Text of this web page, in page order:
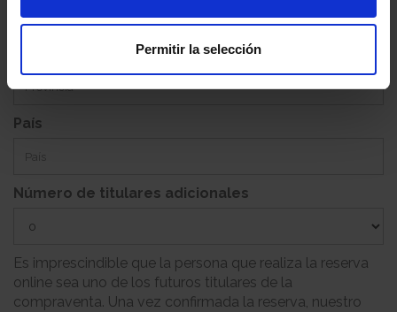
Permitir la selección
País
Número de titulares adicionales
Es imprescindible que la persona que realiza la reserva
online sea uno de los futuros titulares de la
compraventa. Una vez confirmada la reserva, nuestro